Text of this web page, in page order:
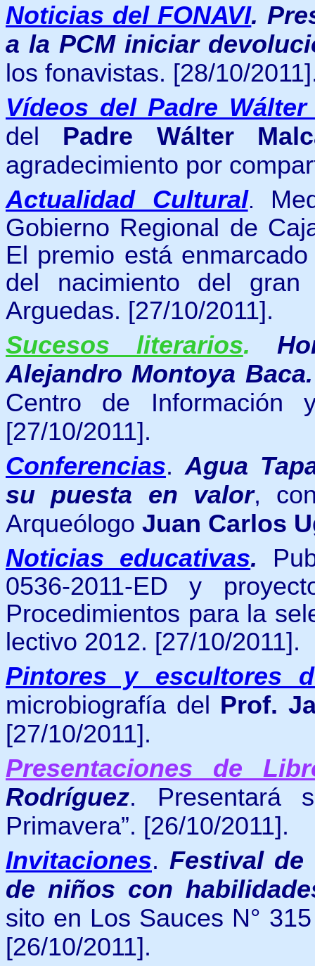
Noticias del FONAVI.
a la PCM iniciar
los fonavistas. [28/10/
Vídeos del Padre Wálter
del Padre Wálter
agradecimiento por
Actualidad Cultural.
Gobierno Regional de
El premio está
del nacimiento del gran
Arguedas. [27/10/2011].
Sucesos literarios.
Alejandro Montoya
Centro de Información
[27/10/2011].
Conferencias.Agua
su puesta en valor,
Arqueólogo Juan Carlos
Noticias educativas.
0536-2011-ED y
Procedimientos para la
lectivo 2012. [27/10/2011].
Pintores y escultores
microbiografía del Prof.
[27/10/2011].
Presentaciones de
Rodríguez. Presentará
Primavera”. [26/10/2011].
Invitaciones. Festival
de niños con
sito en Los Sauces N°
[26/10/2011].